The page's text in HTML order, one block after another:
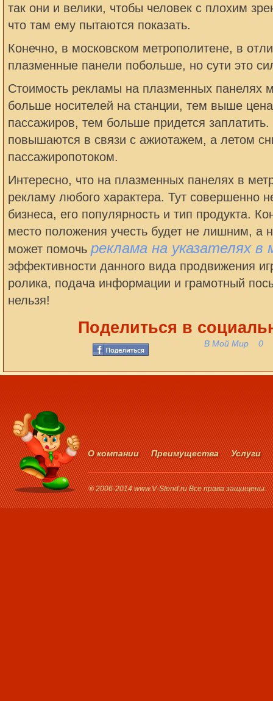
так они и велики, чтобы человек с плохим
что там ему пытаются показать.
Конечно, в московском метрополитене, в
плазменные панели побольше, но сути это
Стоимость рекламы на плазменных панелях
больше носителей на станции, тем выше
пассажиров, тем больше придется
повышаются в связи с ажиотажем, а летом
пассажиропотоком.
Интересно, что на плазменных панелях в
рекламу любого характера. Тут совершенно
бизнеса, его популярность и тип продукта.
место положения учесть будет не лишним, а
может помочь реклама на указателях в
эффективности данного вида продвижения
ролика, подача информации и грамотный
нельзя!
Поделиться в
В Мой Мир 0
О компании Преимущества Услуги
® 2006-2014 www.V-Stend.ru Все права защищены.